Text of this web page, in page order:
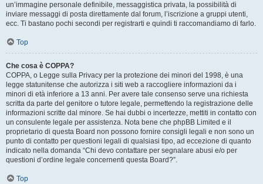
un’immagine personale definibile, messaggistica privata, la possibilità di
inviare messaggi di posta direttamente dal forum, l’iscrizione a gruppi utenti,
ecc. Ti bastano pochi secondi per registrarti e quindi ti raccomandiamo di farlo.
Top
Che cosa è COPPA?
COPPA, o Legge sulla Privacy per la protezione dei minori del 1998, è una
legge statunitense che autorizza i siti web a raccogliere informazioni da i
minori di età inferiore a 13 anni. Per avere tale consenso serve una richiesta
scritta da parte del genitore o tutore legale, permettendo la registrazione delle
informazioni scritte dal minore. Se hai dubbi o incertezze, mettiti in contatto con
un consulente legale per assistenza. Nota bene che phpBB Limited e il
proprietario di questa Board non possono fornire consigli legali e non sono un
punto di contatto per questioni legali di qualsiasi tipo, ad eccezione di quanto
indicato nella domanda “Chi devo contattare per segnalare abusi e/o per
questioni d’ordine legale concernenti questa Board?”.
Top